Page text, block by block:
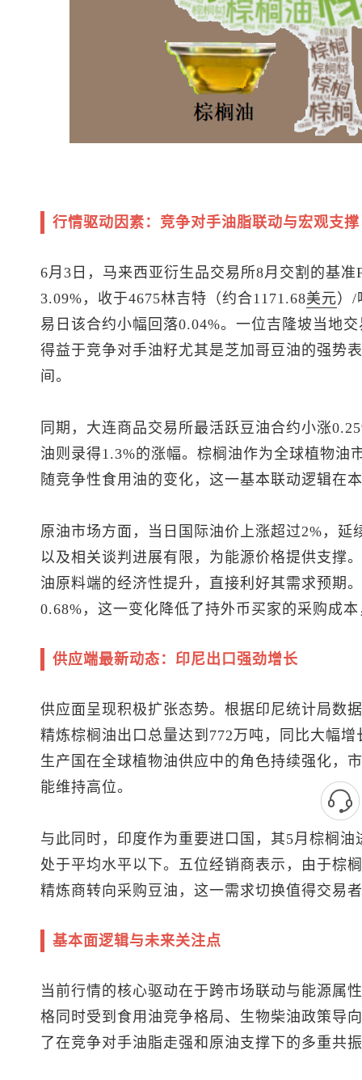
行情驱动因素：竞争对手油脂联动与宏观支撑
6月3日，马来西亚衍生品交易所8月交割的基
3.09%，收于4675林吉特（约合1171.68美元）/
易日该合约小幅回落0.04%。一位吉隆坡当地
得益于竞争对手油籽尤其是芝加哥豆油的强势
间。
同期，大连商品交易所最活跃豆油合约小涨
油则录得1.3%的涨幅。棕榈油作为全球植物油
随竞争性食用油的变化，这一基本联动逻辑在
原油市场方面，当日国际油价上涨超过2%，
以及相关谈判进展有限，为能源价格提供支撑
油原料端的经济性提升，直接利好其需求预期
0.68%，这一变化降低了持外币买家的采购成
供应端最新动态：印尼出口强劲增长
供应面呈现积极扩张态势。根据印尼统计局数
精炼棕榈油出口总量达到772万吨，同比大幅
生产国在全球植物油供应中的角色持续强化，
能维持高位。
与此同时，印度作为重要进口国，其5月棕榈
处于平均水平以下。五位经销商表示，由于棕
精炼商转向采购豆油，这一需求切换值得交易
基本面逻辑与未来关注点
当前行情的核心驱动在于跨市场联动与能源属
格同时受到食用油竞争格局、生物柴油政策导
了在竞争对手油脂走强和原油支撑下的多重共